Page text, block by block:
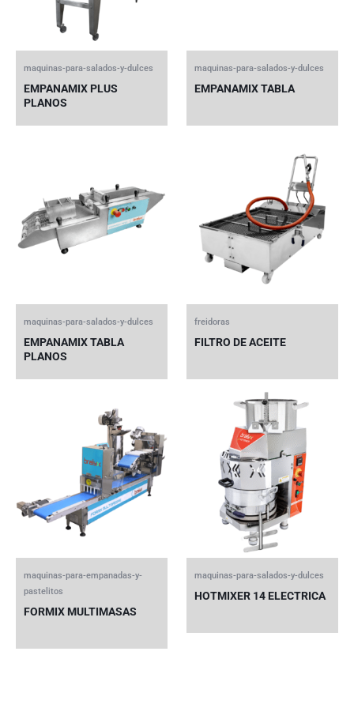
maquinas-para-salados-y-dulces
EMPANAMIX PLUS
PLANOS
maquinas-para-salados-y-dulces
EMPANAMIX TABLA
maquinas-para-salados-y-dulces
EMPANAMIX TABLA
PLANOS
freidoras
FILTRO DE ACEITE
maquinas-para-empanadas-y-
pastelitos
FORMIX MULTIMASAS
maquinas-para-salados-y-dulces
HOTMIXER 14 ELECTRICA